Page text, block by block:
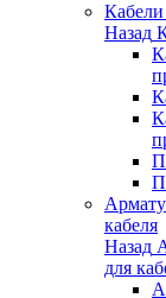
Назад
кабеля
Назад
для